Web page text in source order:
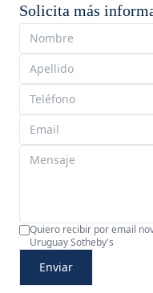
Solicita más
Quiero recibir por email
Uruguay Sotheby's
Enviar